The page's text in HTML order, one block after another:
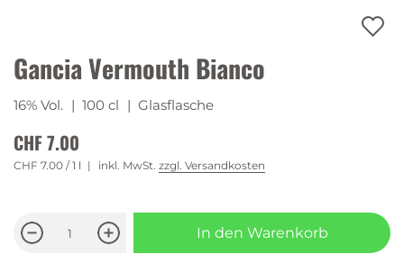
Gancia Vermouth Bianco
16% Vol. | 100 cl | Glasflasche
CHF 7.00
CHF 7.00 / 1 l inkl. MwSt. zzgl. Versandkosten
In den Warenkorb